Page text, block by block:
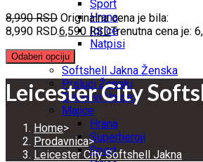
Sport
Hrana
Igrice
Natpisi
ŽENE
Softshell Jakna Ženska
Prsluci Ženski
Duksevi Unisex
Majice
Hrana
Superheroji
Sport
8,990RSD Originalna cena je bila:
8,990 RSD.6,590 RSDTrenutna cena je:
Odaberi opciju
Leicester City
Home>
Prodavnica>
Leicester City Softshell Jakna